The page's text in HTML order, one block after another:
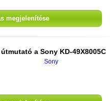
megjelenítése
a Sony KD-49X8005C
Sony